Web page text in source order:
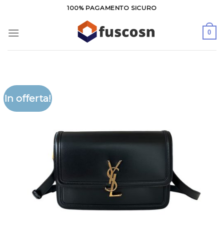
contenuti
100% PAGAMENTO SICURO
0
In offerta!